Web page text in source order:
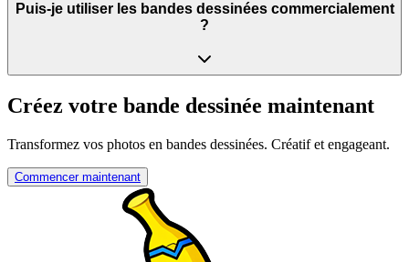
Puis-je utiliser les bandes dessinées commercialement
?
Créez votre bande dessinée maintenant
Transformez vos photos en bandes dessinées. Créatif et engageant.
Commencer maintenant